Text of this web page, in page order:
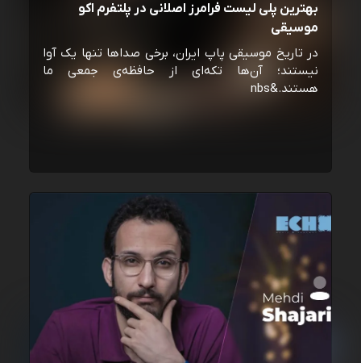
بهترین پلی لیست فرامرز اصلانی در پلتفرم اکو
موسیقی
در تاریخ موسیقی پاپ ایران، برخی صداها تنها یک آوا
نیستند؛ آن‌ها تکه‌ای از حافظه‌ی جمعی ما
هستند.&nbs